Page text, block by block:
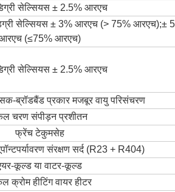
सेल्सियस ± 2.5% आरएच
सेल्सियस ± 3% आरएच (> 75% आरएच);±
(≤75% आरएच)
सेल्सियस ± 2.5% आरएच
ब्रॉडबैंड प्रकार मजबूर वायु परिसंचरण
चरण संपीड़न प्रशीतन
फ्रेंच टेकुमसेह
पर्यावरण संरक्षण सर्द (R23 + R404)
कूल्ड या वाटर-कूल्ड
क्रोम हीटिंग वायर हीटर